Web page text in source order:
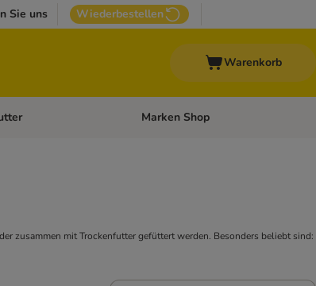
Sie uns Wiederbestellen
Warenkorb
Menü öffnen: Andere HaustiereKategorie-Menü öffnen: Diätfutter
Marken Shop
zusammen mit Trockenfutter gefüttert werden. Besonders beliebt sind: